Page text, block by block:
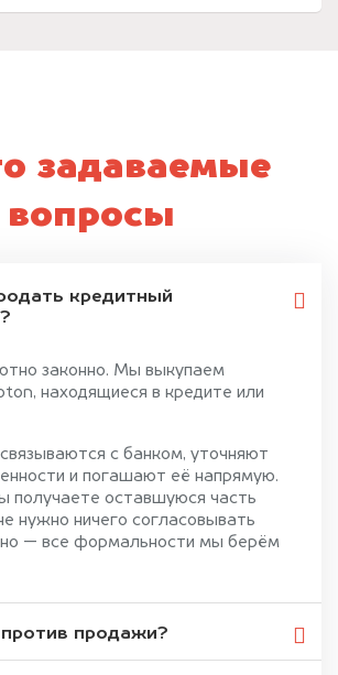
задаваемые
вопросы
кредитный
законно. Мы выкупаем
находящиеся в кредите или
с банком, уточняют
и погашают её напрямую.
получаете оставшуюся часть
нужно ничего согласовывать
— все формальности мы берём
продажи?